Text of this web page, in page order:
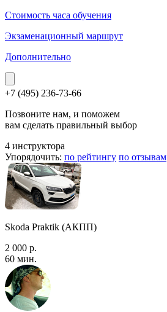
Стоимость часа обучения
Экзаменационный маршрут
Дополнительно
+7 (495) 236-73-66
Позвоните нам, и поможем
вам сделать правильный выбор
4 инструктора
Упорядочить: по рейтингу по отзывам
Skoda Praktik (АКПП)
2 000 р.
60 мин.